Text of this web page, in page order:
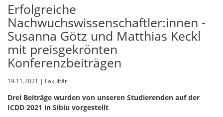
Erfolgreiche
Nachwuchswissenschaftler:innen -
Susanna Götz und Matthias Keckl
mit preisgekrönten
Konferenzbeiträgen
19.11.2021 | Fakultät
Drei Beiträge wurden von unseren Studierenden auf der
ICDD 2021 in Sibiu vorgestellt